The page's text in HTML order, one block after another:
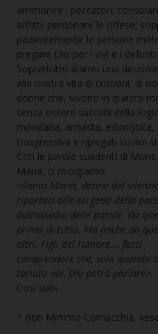
ammonire i peccatori;
afflitti; perdonare le offese;
pazientemente le persone
pregare Dio per i vivi e i defunti.
Soprattutto diamo una
alla nostra vita di cristiani, di
donne che, vivono in questo
senza essere succubi della
mondana, arrivista, edonistica,
trasgressiva e ripiegati su noi
Con le parole suadenti di
Maria, ci rivolgiamo:
<Santa Maria, donna del
riportaci alle sorgenti della
dall’assedio delle parole. Da
prima di tutto. Ma anche da
altri. Figli del rumore…, facci
comprendere che, solo quando
taciuto noi, Dio potrà parlare>
Così sia!»
+ don Mimmo Cornacchia,